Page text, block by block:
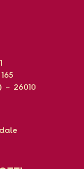
– 26010